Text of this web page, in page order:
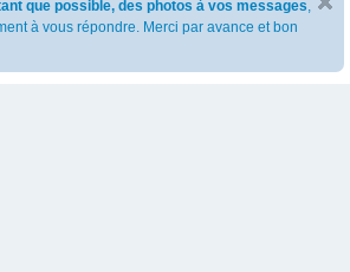
e
que possible, des photos à vos messages,
à vous répondre. Merci par avance et bon